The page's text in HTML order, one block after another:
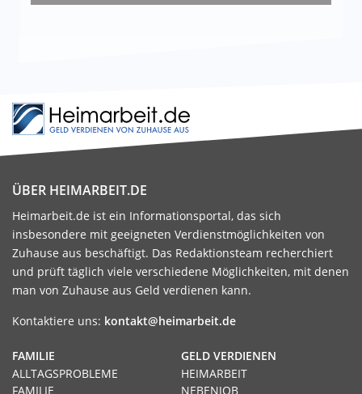
ÜBER HEIMARBEIT.DE
Heimarbeit.de ist ein Informationsportal, das sich
insbesondere mit geeigneten Verdienstmöglichkeiten von
Zuhause aus beschäftigt. Das Redaktionsteam recherchiert
und prüft täglich viele verschiedene Möglichkeiten, mit denen
man von Zuhause aus Geld verdienen kann.
Kontaktiere uns: kontakt@heimarbeit.de
GELD VERDIENEN
HEIMARBEIT
NEBENJOB
FAMILIE
ALLTAGSPROBLEME
FAMILIE